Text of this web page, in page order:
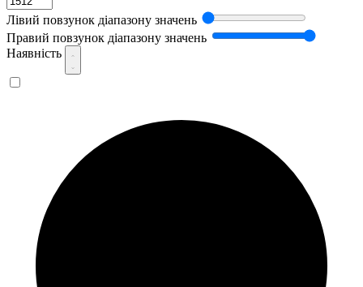
Лівий повзунок діапазону значень
Правий повзунок діапазону значень
Наявність